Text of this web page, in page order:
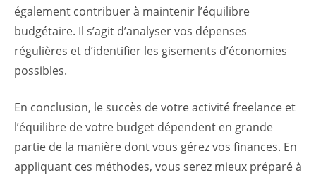
également contribuer à maintenir l’équilibre
budgétaire. Il s’agit d’analyser vos dépenses
régulières et d’identifier les gisements d’économies
possibles.
En conclusion, le succès de votre activité freelance et
l’équilibre de votre budget dépendent en grande
partie de la manière dont vous gérez vos finances. En
appliquant ces méthodes, vous serez mieux préparé à